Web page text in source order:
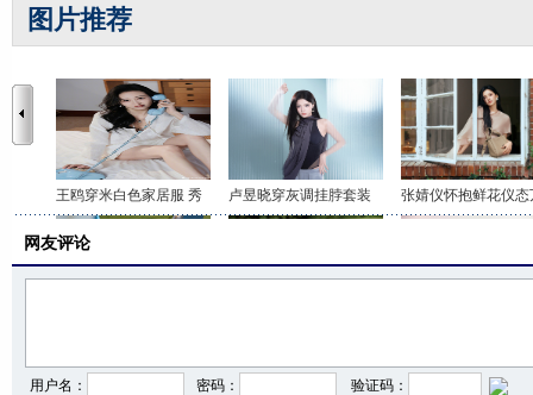
图片推荐
王鸥穿米白色家居服 秀 卢昱晓穿灰调挂脖套装 张婧仪怀抱鲜花仪态
网友评论
用户名： 密码： 验证码：